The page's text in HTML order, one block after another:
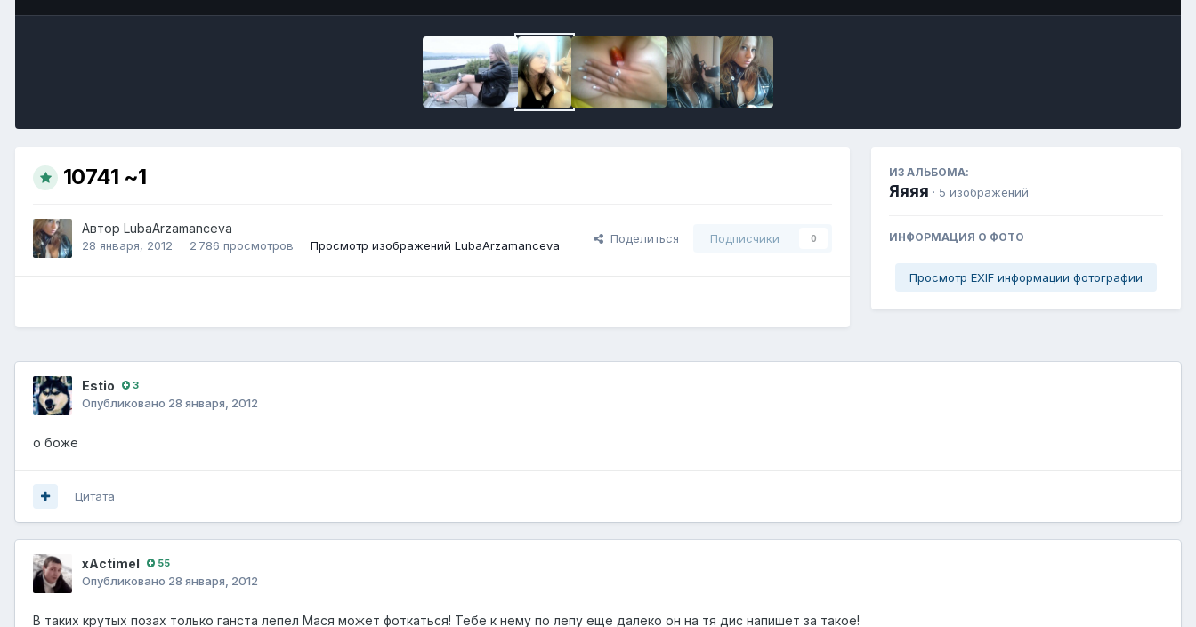
10741 ~1
Автор LubaArzamanceva
28 января, 2012 2 786 просмотров Просмотр изображений LubaArzamanceva
Поделиться Подписчики 0
ИЗ АЛЬБОМА:
Яяяя · 5 изображений
ИНФОРМАЦИЯ О ФОТО
Просмотр EXIF информации фотографии
Estio 3
Опубликовано 28 января, 2012
о боже
Цитата
xActimel 55
Опубликовано 28 января, 2012
В таких крутых позах только ганста лепел Мася может фоткаться! Тебе к нему по лепу еще далеко он на тя дис напишет за такое!